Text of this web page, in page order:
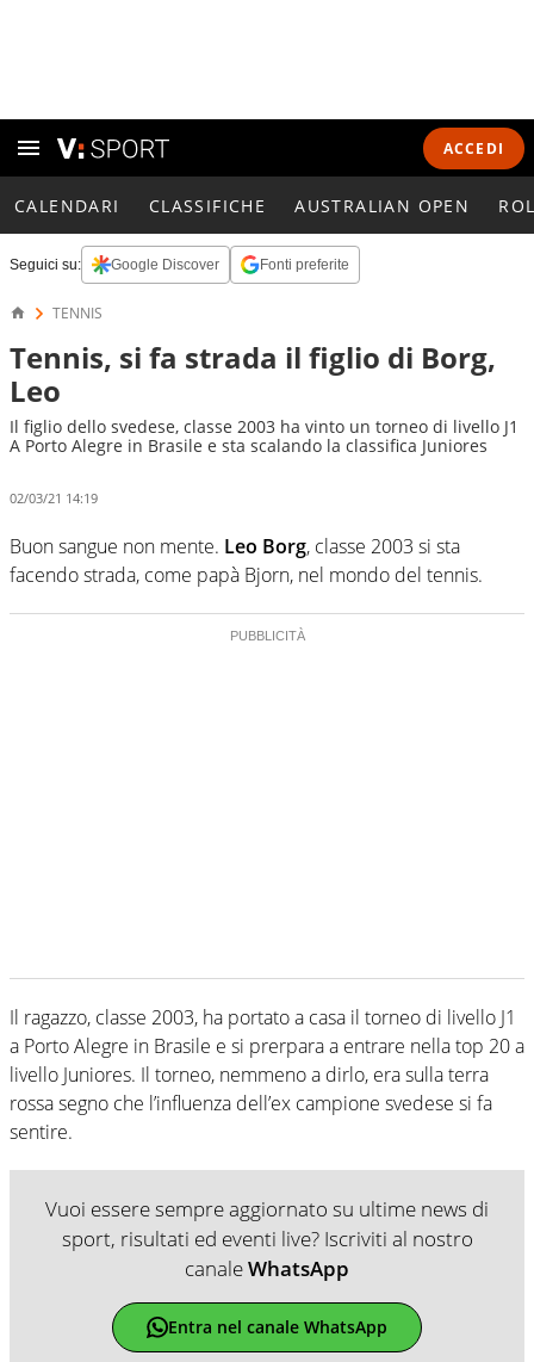
ACCEDI
CALENDARI CLASSIFICHE AUSTRALIAN OPEN
Seguici su: Google Discover Fonti preferite
TENNIS
Tennis, si fa strada il figlio di Borg,
Leo
Il figlio dello svedese, classe 2003 ha vinto un torneo di livello J1
A Porto Alegre in Brasile e sta scalando la classifica Juniores
02/03/21 14:19
Buon sangue non mente. Leo Borg, classe 2003 si sta
facendo strada, come papà Bjorn, nel mondo del tennis.
Il ragazzo, classe 2003, ha portato a casa il torneo di livello J1
a Porto Alegre in Brasile e si prerpara a entrare nella top 20 a
livello Juniores. Il torneo, nemmeno a dirlo, era sulla terra
rossa segno che l’influenza dell’ex campione svedese si fa
sentire.
Vuoi essere sempre aggiornato su ultime news di
sport, risultati ed eventi live? Iscriviti al nostro
canaleWhatsApp
Entra nel canale WhatsApp